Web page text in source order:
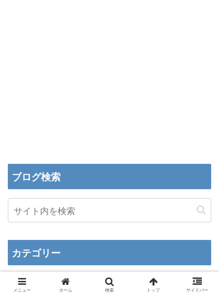
ブログ検索
カテゴリー
Apple
メニュー ホーム 検索 トップ サイドバー